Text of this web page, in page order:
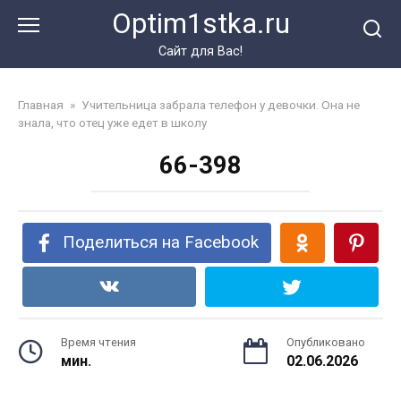
Optim1stka.ru
Сайт для Вас!
Главная » Учительница забрала телефон у девочки. Она не
знала, что отец уже едет в школу
66-398
Поделиться на Facebook
Время чтения
мин.
Опубликовано
02.06.2026